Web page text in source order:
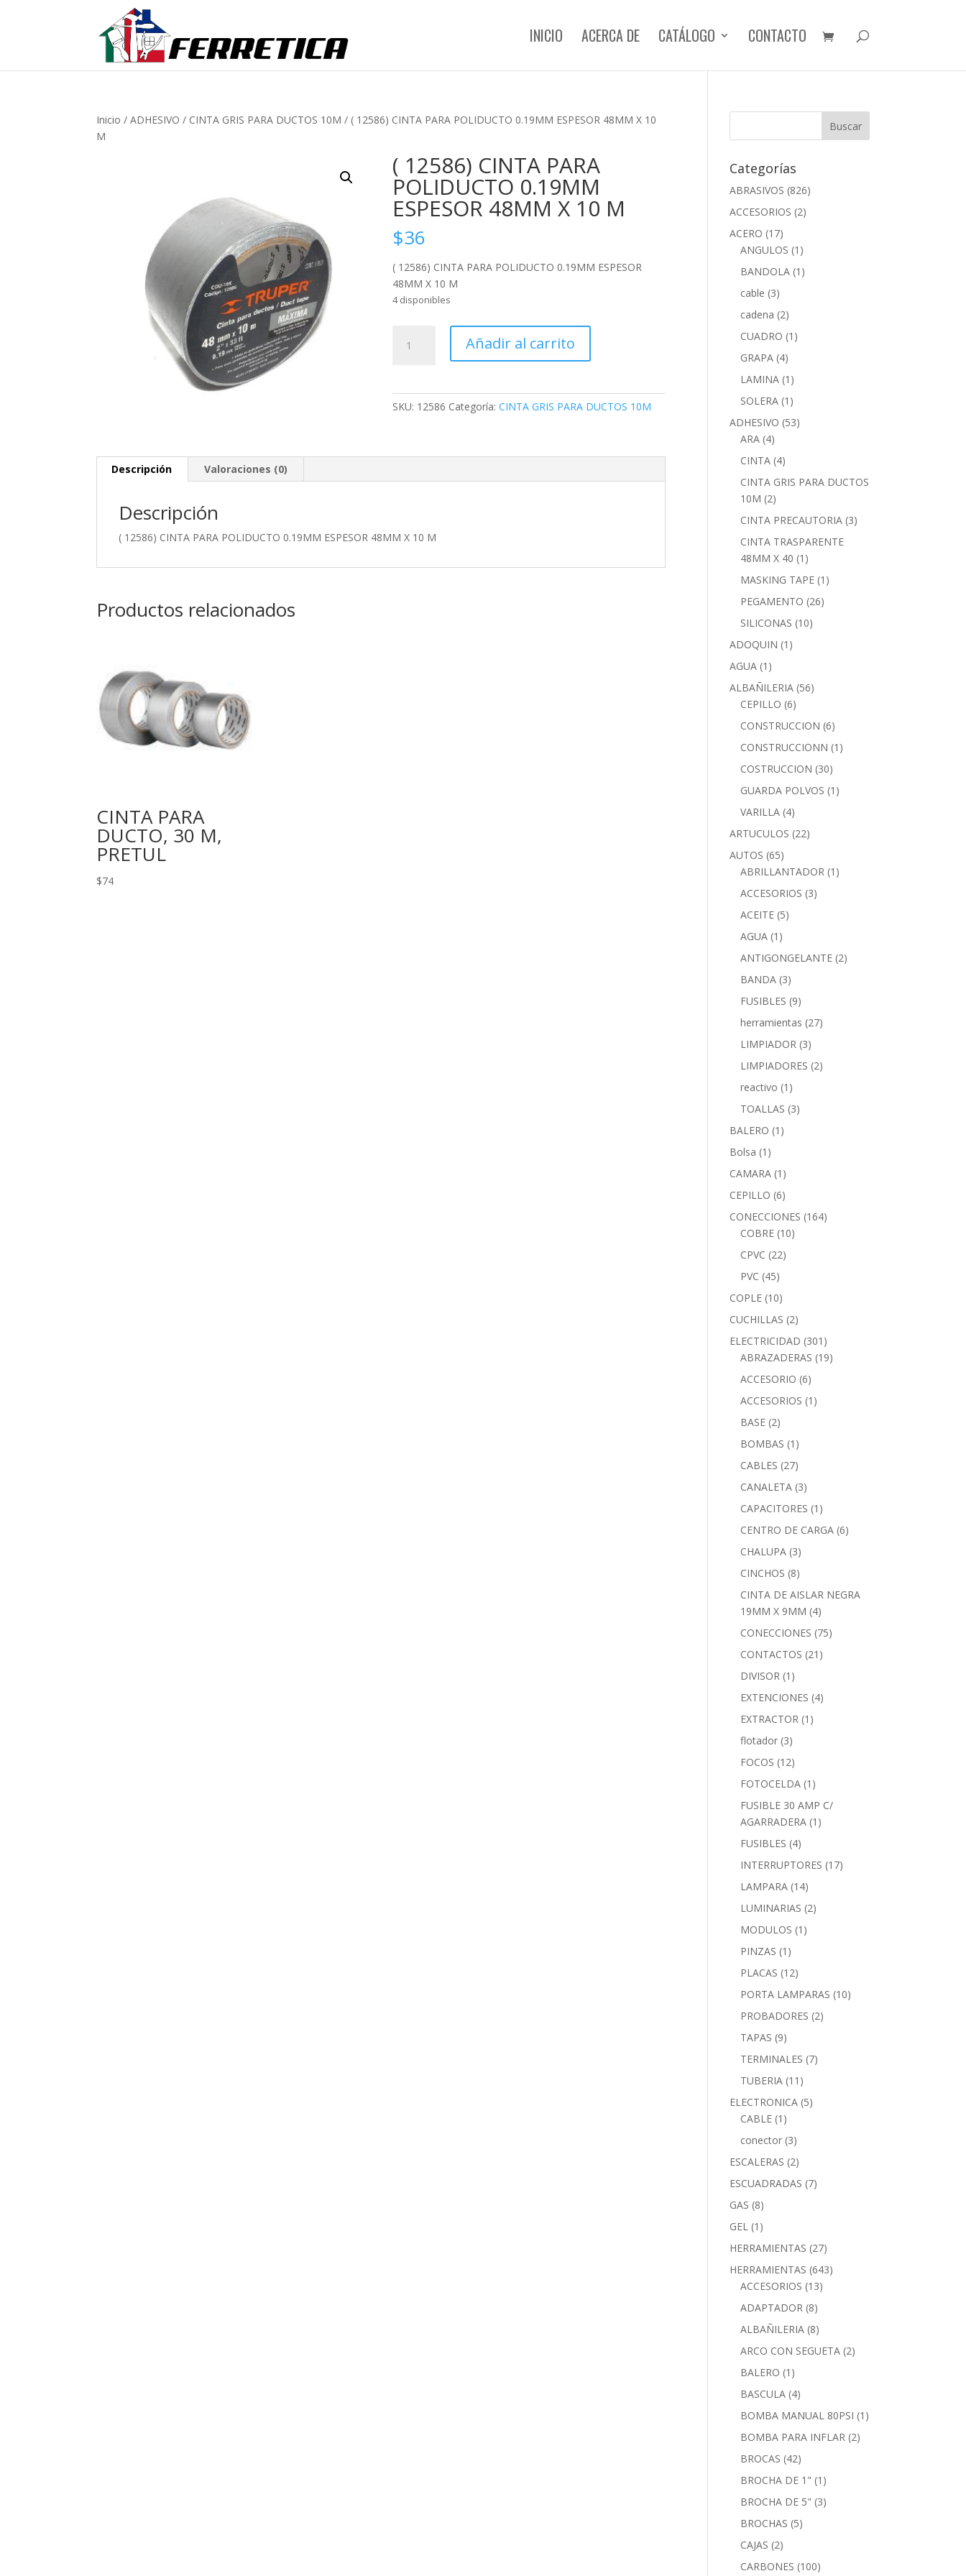
INICIO ACERCA DE CATÁLOGO CONTACTO
Inicio /ADHESIVO / CINTA GRIS PARA DUCTOS 10M / ( 12586) CINTA PARA POLIDUCTO 0.19MM ESPESOR 48MM X 10
M
( 12586) CINTA PARA
POLIDUCTO 0.19MM
ESPESOR 48MM X 10 M
$36
( 12586) CINTA PARA POLIDUCTO 0.19MM ESPESOR
48MM X 10 M
4 disponibles
12586)
10
Añadir al carrito
SKU: 12586 Categoría:CINTA GRIS PARA DUCTOS 10M
Descripción Valoraciones (0)
Descripción
( 12586) CINTA PARA POLIDUCTO 0.19MM ESPESOR 48MM X 10 M
Productos relacionados
CINTA PARA
DUCTO, 30 M,
PRETUL
$74
Categorías
ABRASIVOS (826)
ACCESORIOS (2)
ACERO (17)
ANGULOS (1)
BANDOLA (1)
cable (3)
cadena (2)
CUADRO (1)
GRAPA (4)
LAMINA (1)
SOLERA (1)
ADHESIVO (53)
ARA (4)
CINTA (4)
CINTA GRIS PARA DUCTOS
10M (2)
CINTA PRECAUTORIA (3)
CINTA TRASPARENTE
48MM X 40 (1)
MASKING TAPE (1)
PEGAMENTO (26)
SILICONAS (10)
ADOQUIN (1)
AGUA (1)
ALBAÑILERIA (56)
CEPILLO (6)
CONSTRUCCION (6)
CONSTRUCCIONN (1)
COSTRUCCION (30)
GUARDA POLVOS (1)
VARILLA (4)
ARTUCULOS (22)
AUTOS (65)
ABRILLANTADOR (1)
ACCESORIOS (3)
ACEITE (5)
AGUA (1)
ANTIGONGELANTE (2)
BANDA (3)
FUSIBLES (9)
herramientas (27)
LIMPIADOR (3)
LIMPIADORES (2)
reactivo (1)
TOALLAS (3)
BALERO (1)
Bolsa (1)
CAMARA (1)
CEPILLO (6)
CONECCIONES (164)
COBRE (10)
CPVC (22)
PVC (45)
COPLE (10)
CUCHILLAS (2)
ELECTRICIDAD (301)
ABRAZADERAS (19)
ACCESORIO (6)
ACCESORIOS (1)
BASE (2)
BOMBAS (1)
CABLES (27)
CANALETA (3)
CAPACITORES (1)
CENTRO DE CARGA (6)
CHALUPA (3)
CINCHOS (8)
CINTA DE AISLAR NEGRA
19MM X 9MM (4)
CONECCIONES (75)
CONTACTOS (21)
DIVISOR (1)
EXTENCIONES (4)
EXTRACTOR (1)
flotador (3)
FOCOS (12)
FOTOCELDA (1)
FUSIBLE 30 AMP C/
AGARRADERA (1)
FUSIBLES (4)
INTERRUPTORES (17)
LAMPARA (14)
LUMINARIAS (2)
MODULOS (1)
PINZAS (1)
PLACAS (12)
PORTA LAMPARAS (10)
PROBADORES (2)
TAPAS (9)
TERMINALES (7)
TUBERIA (11)
ELECTRONICA (5)
CABLE (1)
conector (3)
ESCALERAS (2)
ESCUADRADAS (7)
GAS (8)
GEL (1)
HERRAMIENTAS (27)
HERRAMIENTAS (643)
ACCESORIOS (13)
ADAPTADOR (8)
ALBAÑILERIA (8)
ARCO CON SEGUETA (2)
BALERO (1)
BASCULA (4)
BOMBA MANUAL 80PSI (1)
BOMBA PARA INFLAR (2)
BROCAS (42)
BROCHA DE 1" (1)
BROCHA DE 5" (3)
BROCHAS (5)
CAJAS (2)
CARBONES (100)